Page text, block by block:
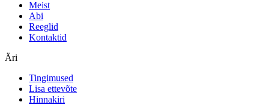
Meist
Abi
Reeglid
Kontaktid
Äri
Tingimused
Lisa ettevõte
Hinnakiri